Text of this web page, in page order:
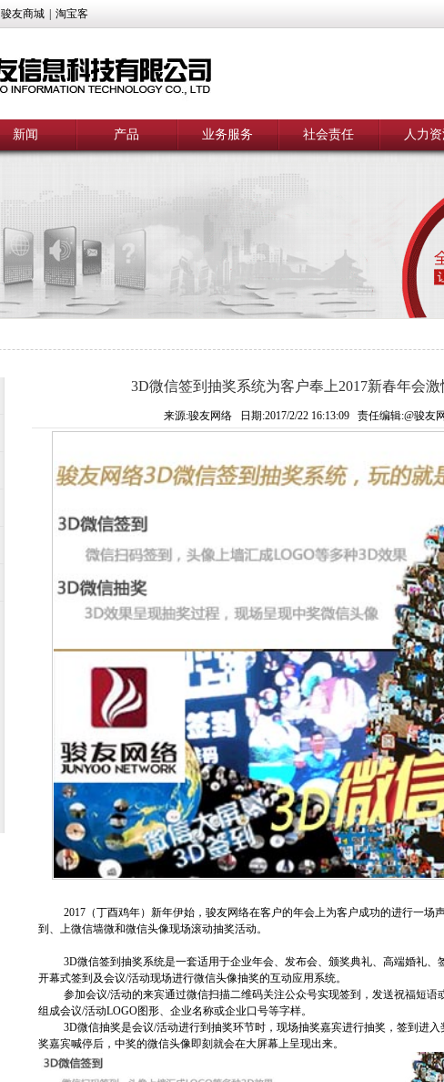
骏友商城 淘宝客
新闻 产品 业务服务 社会责任 人力资
3D微信签到抽奖系统为客户奉上2017新春年会
来源:骏友网络 日期:2017/2/22 16:13:09 责任编辑:@骏友
2017 （丁酉鸡年）新年伊始，骏友网络在客户的年会上为客户成功的进行一场
到、上微信墙微和微信头像现场滚动抽奖活动。
3D微信签到抽奖系统是一套适用于企业年会、发布会、颁奖典礼、高端婚礼、
开幕式签到及会议/活动现场进行微信头像抽奖的互动应用系统。
参加会议/活动的来宾通过微信扫描二维码关注公众号实现签到，发送祝福短
组成会议/活动LOGO图形、企业名称或企业口号等字样。
3D微信抽奖是会议/活动进行到抽奖环节时，现场抽奖嘉宾进行抽奖，签到进
奖嘉宾喊停后，中奖的微信头像即刻就会在大屏幕上呈现出来。